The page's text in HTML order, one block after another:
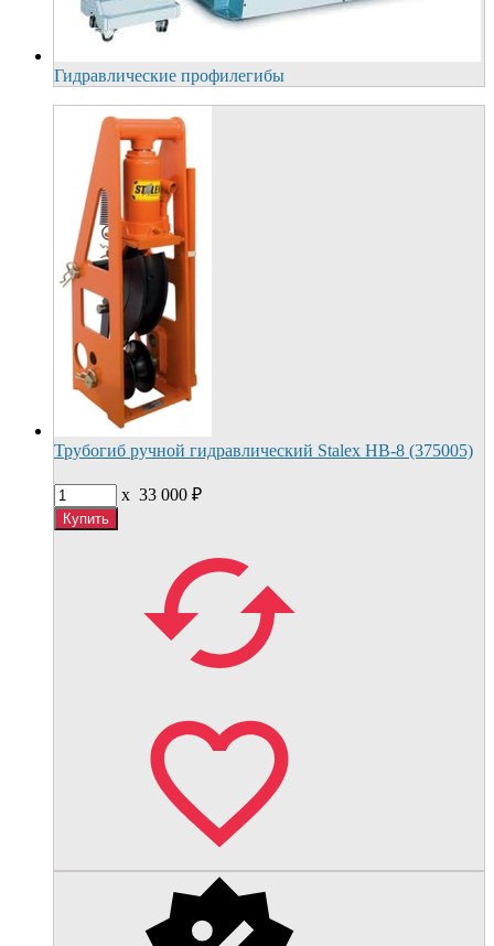
Гидравлические профилегибы
Трубогиб ручной гидравлический Stalex HB-8 (375005)
x 33 000 ₽